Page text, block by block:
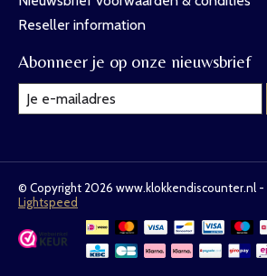
Reseller information
Abonneer je op onze nieuwsbrief
© Copyright 2026 www.klokkendiscounter.nl
Lightspeed